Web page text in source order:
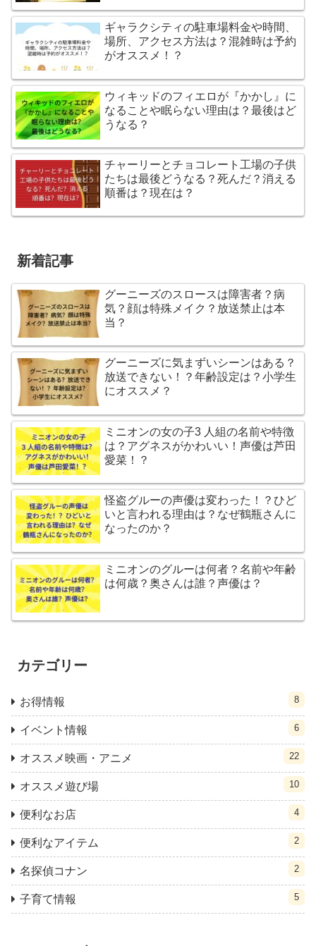
ギャラクシティの駐車場料金や時間、
場所、アクセス方法は？混雑時は予約
がオススメ！？
ウィキッドのフィエロが『かかし』に
なることや眠らない理由は？最後はど
うなる？
チャーリーとチョコレート工場の子供
たちは最後どうなる？死んだ？消える
順番は？現在は？
新着記事
グーニーズのスロースは障害者？病
気？顔は特殊メイク？放送禁止は本
当？
グーニーズに気まずいシーンはある？
放送できない！？年齢設定は？小学生
にオススメ？
ミニオンの女の子3 人組の名前や特徴
は？アグネスがかわいい！声優は芦田
愛菜！？
怪盗グルーの声優は変わった！？ひど
いと言われる理由は？なぜ鶴瓶さんに
なったのか？
ミニオンのグルーは何者？名前や年齢
は何歳？奥さんは誰？声優は？
カテゴリー
お得情報 8
イベント情報 6
オススメ映画・アニメ 22
オススメ遊び場 10
便利なお店 4
便利なアイテム 2
名探偵コナン 2
子育て情報 5